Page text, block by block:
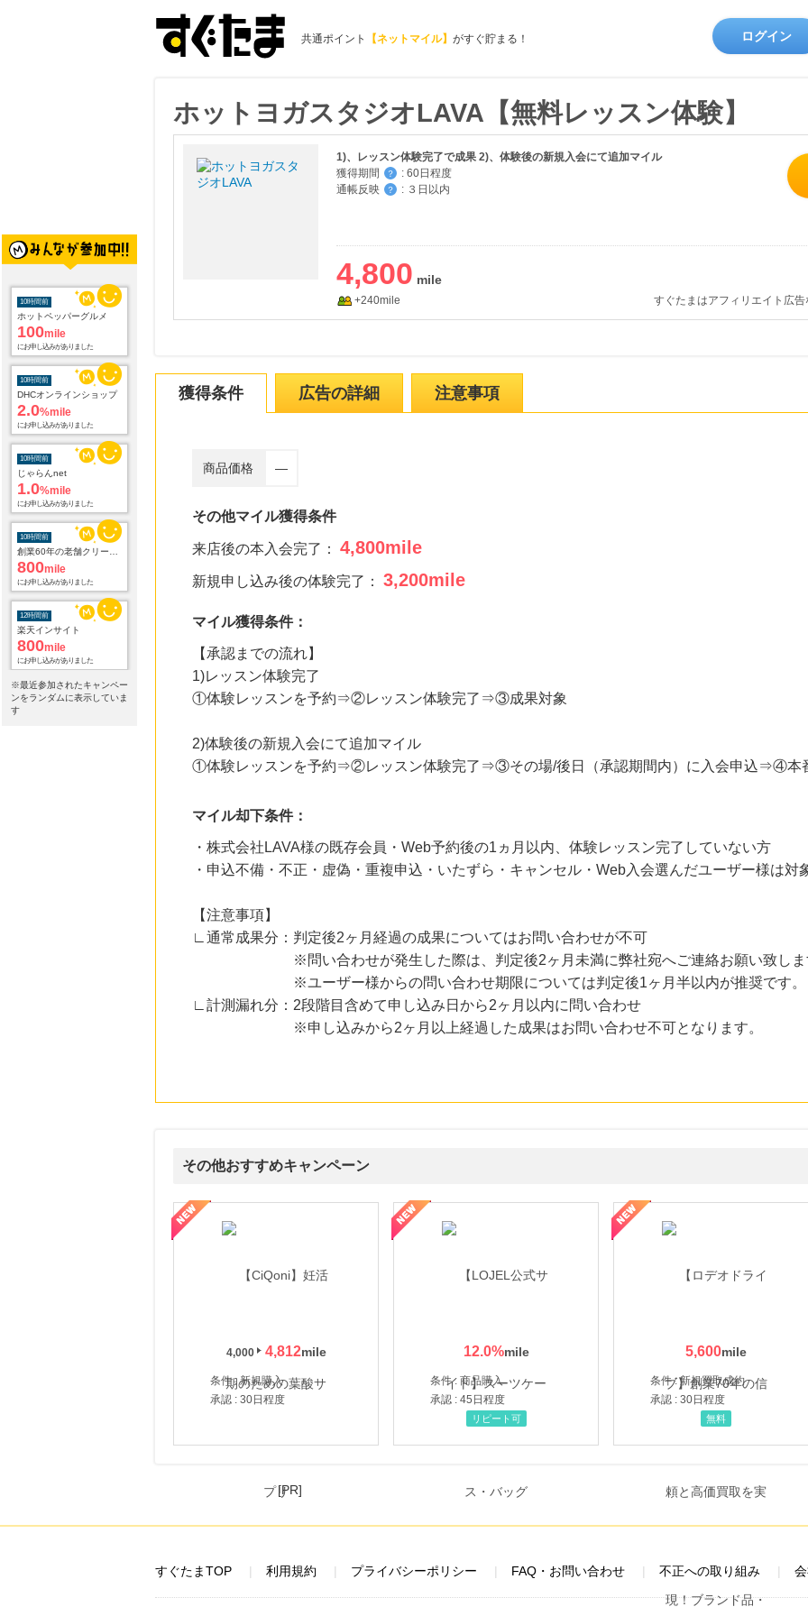
共通ポイント 【ネットマイル】 がすぐ貯まる！ ログイン
10時間前
ホットペッパーグルメ
100mile
にお申し込みがありました
10時間前
DHCオンラインショップ
2.0%mile
にお申し込みがありました
10時間前
じゃらんnet
1.0%mile
にお申し込みがありました
10時間前
創業60年の老舗クリーニング店が贈る【宅配ふとんクリーニングリナビス】
800mile
にお申し込みがありました
12時間前
楽天インサイト
800 mile
にお申し込みがありました
ブックオフオンライン販売
3.0
※最近参加されたキャンペー
ンをランダムに表示していま
す
ホットヨガスタジオLAVA【無料レッスン体験】
1)、レッスン体験完了で成果 2)、体験後の新規入会にて追加マイル
獲得期間
？ : 60日程度
通帳反映
？ : ３日以内
4,800
+240mile すぐたまはアフィリエイト広
獲得条件 広告の詳細 注意事項
商品価格 ―
その他マイル獲得条件
来店後の本入会完了： 4,800mile
新規申し込み後の体験完了： 3,200mile
マイル獲得条件：
【承認までの流れ】
1)レッスン体験完了
①体験レッスンを予約⇒②レッスン体験完了⇒③成果対象
2)体験後の新規入会にて追加マイル
①体験レッスンを予約⇒②レッスン体験完了⇒③その場/後日（承認期間内）に入会申込⇒④本
マイル却下条件：
・株式会社LAVA様の既存会員・Web予約後の1ヵ月以内、体験レッスン完了していない方
・申込不備・不正・虚偽・重複申込・いたずら・キャンセル・Web入会選んだユーザー様は対
【注意事項】
∟通常成果分：判定後2ヶ月経過の成果についてはお問い合わせが不可
※問い合わせが発生した際は、判定後2ヶ月未満に弊社宛へご連絡お願い致しま
※ユーザー様からの問い合わせ期限については判定後1ヶ月半以内が推奨です。
∟計測漏れ分：2段階目含めて申し込み日から2ヶ月以内に問い合わせ
※申し込みから2ヶ月以上経過した成果はお問い合わせ不可となります。
その他おすすめキャンペーン
4,000 4,812
条件 : 新規購入
承認 : 30日程度
12.0%
条件 : 商品購入
承認 : 45日程度
リピート可
5,600
条件 : 新規買取成約
承認 : 30日程度
【ロデオドライブ】創業70年の信頼と高価買取を実現！ブランド品・貴金属の無料査定
無料
【ファビウス公式EC】すべての女性を美しくをテーマにした商品で女性の美を応援しています
[PR]
すぐたまTOP 利用規約 プライバシーポリシー FAQ・お問い合わせ 不正への取り組み